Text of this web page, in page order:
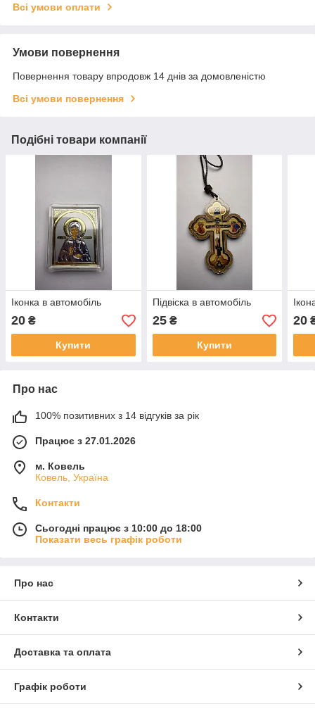
Всі умови оплати
Умови повернення
Повернення товару впродовж 14 днів за домовленістю
Всі умови повернення
Подібні товари компанії
Іконка в автомобіль
20 ₴
Купити
Підвіска в автомобіль
25₴
Купити
20
Про нас
100% позитивних з 14 відгуків за рік
Працює з 27.01.2026
м. Ковель
Ковель, Україна
Контакти
Сьогодні працює з 10:00 до 18:00
Показати весь графік роботи
Про нас
Контакти
Доставка та оплата
Графік роботи